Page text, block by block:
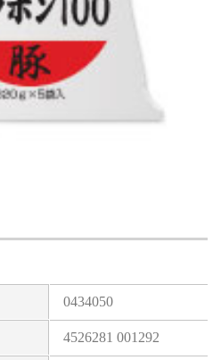
0434050
4526281 001292